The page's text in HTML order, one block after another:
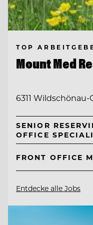
TOP
Mount Med
6311
SENIOR
OFFICE
FRONT OFFICE
Entdecke alle Jobs